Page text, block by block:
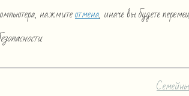
нажмитеотмена, иначе вы будете